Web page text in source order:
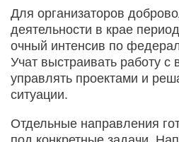
Для организаторов
деятельности в крае
очный интенсив по
Учат выстраивать работу с
управлять проектами и
ситуации.
Отдельные направления